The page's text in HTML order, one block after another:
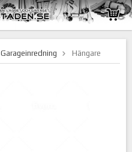
Garageinredning Hängare